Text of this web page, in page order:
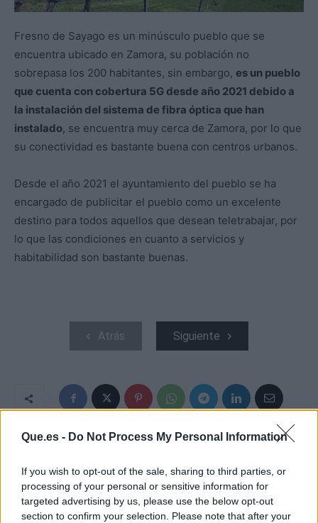
Que.es - Do Not Process My Personal Information
If you wish to opt-out of the sale, sharing to third parties, or
processing of your personal or sensitive information for
targeted advertising by us, please use the below opt-out
section to confirm your selection. Please note that after your
Fresno de Sayago es un minúsculo pueblo que se
encuentra ubicado en Zamora, su población no
sobrepasa los 200 habitantes, sin embargo, es un pueblo
que cuenta con cobertura 5G desde año 2021 debido a
la instalación del sistema de fibra óptica que han
instalado, se encuentra muy cerca de Zamora, por lo que
su conectividad es bastante buena con centros urbanos.
Desde el año 2021 el ayuntamiento del pueblo se ha
encargado de publicitar el pueblo como un excelente
destino para todos aquellos que desean teletrabajar, por
lo que las condiciones en cuanto a servicios y
habitabilidad son bastante buenas.
Atrás Siguiente
MALETA PERFECTA
ESTAS VACACIONES,
¿PLAYA, MONTAÑA O
CIUDAD?
MANTENIMIENTO DEL
COCHE PARA VIAJAR
EN VERANO